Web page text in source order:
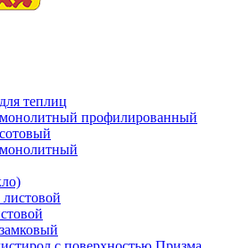
теплиц
профилированный